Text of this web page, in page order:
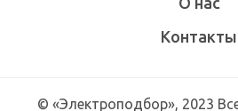
Контакты
© «Электроподбор», 2023